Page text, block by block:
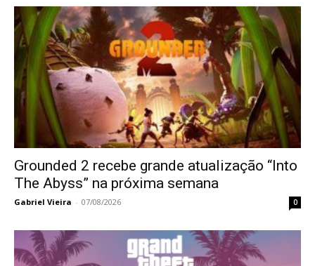
Grounded 2 recebe grande atualização “Into
The Abyss” na próxima semana
Gabriel Vieira - 07/08/2026 0